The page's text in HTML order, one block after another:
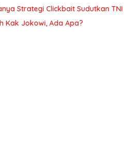
Strategi Clickbait Sudutkan TNI
Kak Jokowi, Ada Apa?